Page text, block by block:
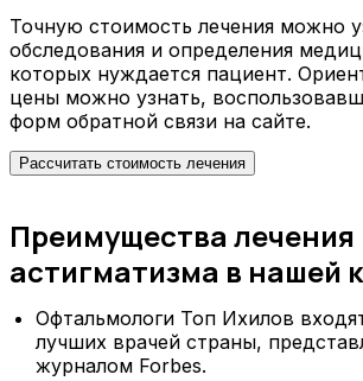
Точную стоимость лечения можно
обследования и определения
которых нуждается пациент.
цены можно узнать,
форм обратной связи на сайте.
Рассчитать стоимость лечения
Преимущества лечения
астигматизма в нашей
Офтальмологи Топ Ихилов
лучших врачей страны,
журналом Forbes.